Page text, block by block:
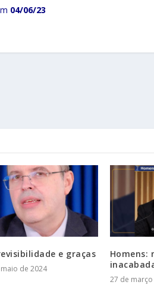
04/06/23
e graças
de 2024
Homens:
27 de